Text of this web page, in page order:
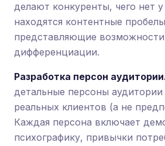
делают конкуренты, чего нет
находятся контентные
представляющие
дифференциации.
Разработка персон
детальные персоны
реальных клиентов (а не
Каждая персона включает
психографику, привычки